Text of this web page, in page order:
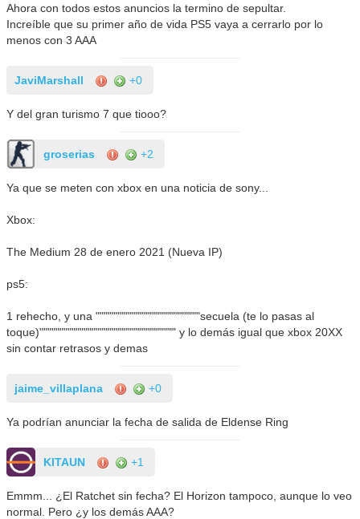
Ahora con todos estos anuncios la termino de sepultar.
Increíble que su primer año de vida PS5 vaya a cerrarlo por lo
menos con 3 AAA
JaviMarshall +0
Y del gran turismo 7 que tiooo?
groserias +2
Ya que se meten con xbox en una noticia de sony...
Xbox:
The Medium 28 de enero 2021 (Nueva IP)
ps5:
1 rehecho, y una """"""""""""""""""""""""""secuela (te lo pasas al
toque)"""""""""""""""""""""""""""""""""" y lo demás igual que xbox 20XX
sin contar retrasos y demas
jaime_villaplana +0
Ya podrían anunciar la fecha de salida de Eldense Ring
KITAUN +1
Emmm... ¿El Ratchet sin fecha? El Horizon tampoco, aunque lo veo
normal. Pero ¿y los demás AAA?